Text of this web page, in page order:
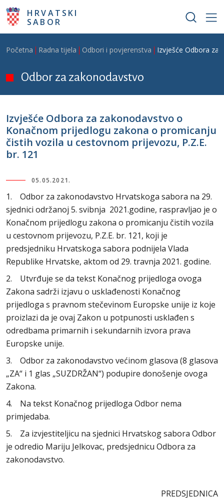
Skoči na glavni sadržaj
HRVATSKI
SABOR
Breadcrumb
Početna Radna tijela Odbori i povjerenstva Izvješće Odbora za
Odbor za zakonodavstvo
Izvješće Odbora za zakonodavstvo o
Konačnom prijedlogu zakona o promicanju
čistih vozila u cestovnom prijevozu, P.Z.E.
br. 121
05.05.2021.
1. Odbor za zakonodavstvo Hrvatskoga sabora na 29.
sjednici održanoj 5. svibnja 2021.godine, raspravljao je o
Konačnom prijedlogu zakona o promicanju čistih vozila
u cestovnom prijevozu, P.Z.E. br. 121, koji je
predsjedniku Hrvatskoga sabora podnijela Vlada
Republike Hrvatske, aktom od 29. travnja 2021. godine.
2. Utvrđuje se da tekst Konačnog prijedloga ovoga
Zakona sadrži izjavu o usklađenosti Konačnog
prijedloga s pravnom stečevinom Europske unije iz koje
proizlazi da je ovaj Zakon u potpunosti usklađen s
odredbama primarnih i sekundarnih izvora prava
Europske unije.
3. Odbor za zakonodavstvo većinom glasova (8 glasova
„ZA“ i 1 glas „SUZDRŽAN“) podupire donošenje ovoga
Zakona.
4. Na tekst Konačnog prijedloga Odbor nema
primjedaba.
5. Za izvjestiteljicu na sjednici Hrvatskog sabora Odbor
je odredio Mariju Jelkovac, predsjednicu Odbora za
zakonodavstvo.
PREDSJEDNICA